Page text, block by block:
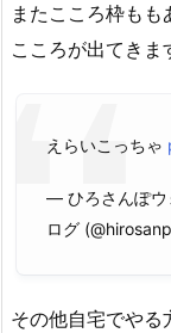
またこころ枠も
こころが出てきま
えらいこっちゃ
— ひろさんぽウ
ログ
その他自宅でやる